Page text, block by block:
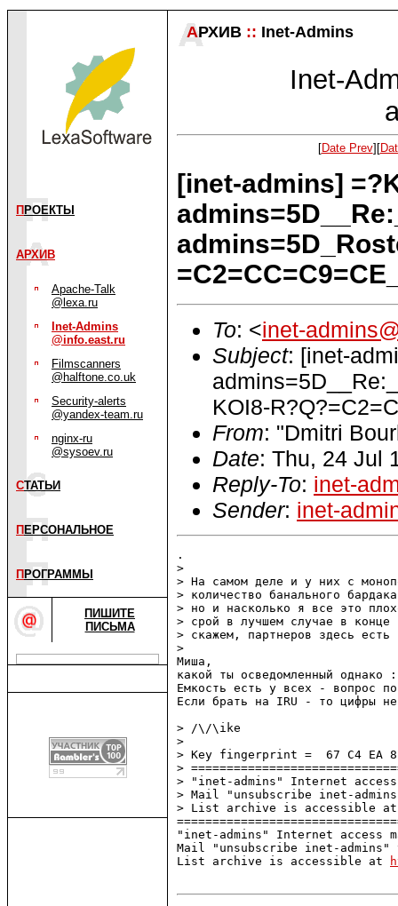
П РОЕКТЫ
АРХИВ
Apache-Talk
@lexa.ru
Inet-Admins
@info.east.ru
Filmscanners
@halftone.co.uk
Security-alerts
@yandex-team.ru
nginx-ru
@sysoev.ru
СТАТЬИ
П ЕРСОНАЛЬНОЕ
П РОГРАММЫ
ПИШИТЕ
ПИСЬМА
АРХИВ :: Inet-Admins
Inet-
[Date Prev][
[inet-admins]
To: <inet-
Subject: [inet-
KOI8-
From: "Dmitri
Date: Thu, 24 Jul
Reply-To: inet-
Sender: inet-
.
>
> На самом деле и у них с
> количество банального
> но и насколько я все это
> срой в лучшем случае в
> скажем, партнеров здесь есть
>
Миша,
какой ты осведомленный однако
Емкость есть у всех - вопрос
Если брать на IRU - то цифры
> /\/\ike
>
> Key fingerprint =  67 C4 EA
>
> "inet-admins" Internet
> Mail "unsubscribe inet-
> List archive is accessible
"inet-admins" Internet access
Mail "unsubscribe inet-
List archive is accessible at